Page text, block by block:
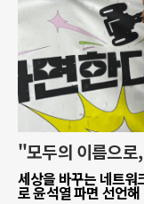
"모두의 이름으
세상을 바꾸는 네트워
로 윤석열 파면 선언해